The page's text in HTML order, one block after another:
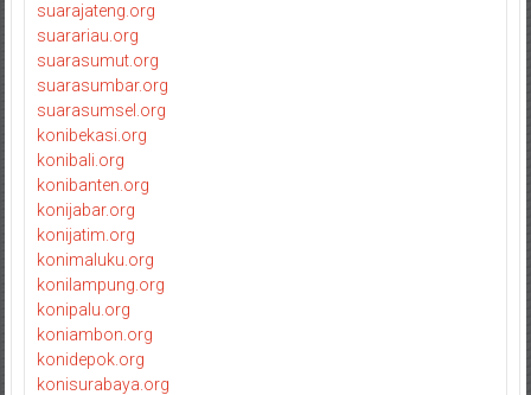
suarajateng.org
suarariau.org
suarasumut.org
suarasumbar.org
suarasumsel.org
konibekasi.org
konibali.org
konibanten.org
konijabar.org
konijatim.org
konimaluku.org
konilampung.org
konipalu.org
koniambon.org
konidepok.org
konisurabaya.org